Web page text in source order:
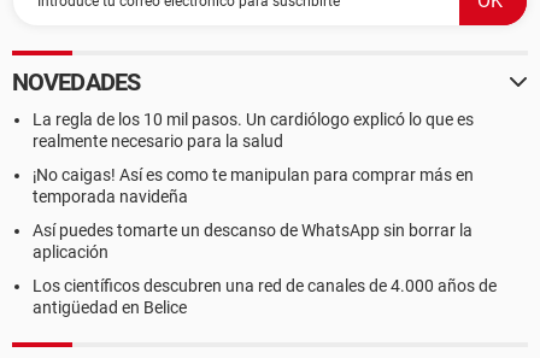
NOVEDADES
La regla de los 10 mil pasos. Un cardiólogo explicó lo que es
realmente necesario para la salud
¡No caigas! Así es como te manipulan para comprar más en
temporada navideña
Así puedes tomarte un descanso de WhatsApp sin borrar la
aplicación
Los científicos descubren una red de canales de 4.000 años de
antigüedad en Belice